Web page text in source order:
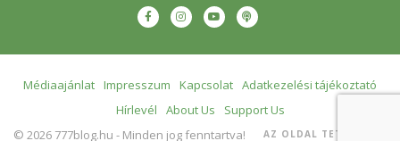
Médiaajánlat Impresszum Kapcsolat Adatkezelési tájékoztató
Hírlevél
About Us
Support Us
© 2026 777blog.hu - Minden jog fenntartva!
AZ OLDAL TETEJÉRE